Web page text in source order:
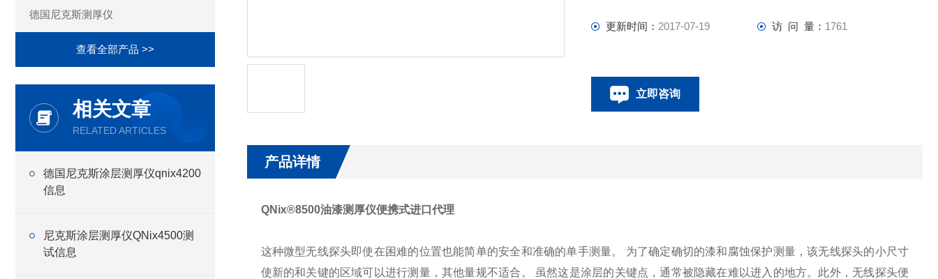
德国尼克斯测厚仪
查看全部产品 >>
相关文章
RELATED ARTICLES
德国尼克斯涂层测厚仪qnix4200
信息
尼克斯涂层测厚仪QNix4500测
试信息
更新时间： 2017-07-19 访 问 量： 1761
立即咨询
产品详情
QNix®8500油漆测厚仪便携式进口代理
这种微型无线探头即使在困难的位置也能简单的安全和准确的单手测量。 为了确定确切的漆和腐蚀保护测量，该无线探头的小尺寸
使新的和关键的区域可以进行测量，其他量规不适合。 虽然这是涂层的关键点，通常被隐藏在难以进入的地方。此外，无线探头便